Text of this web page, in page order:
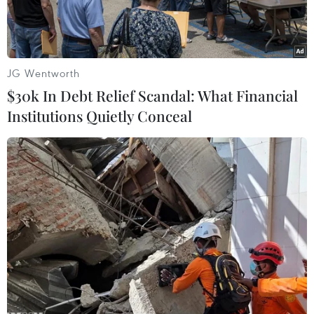
Người dân mua sắm tại một siêu thị ở Walthamstow, Anh. (Ảnh:
AFP/TTXVN)
Bộ trưởng Tài chính Anh Jeremy Hunt ngày 27/1
đã bác bỏ những nhận định về sự suy giảm của
kinh tế Anh, đồng thời hứa hẹn Brexit sẽ là chất
JG Wentworth
$30k In Debt Relief Scandal: What Financial
Institutions Quietly Conceal